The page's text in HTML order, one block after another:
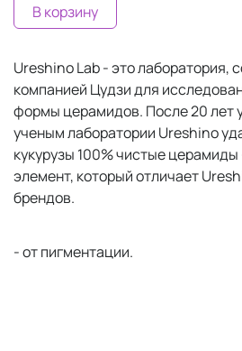
В корзину
Ureshino Lab - это лаборатория,
компанией Цудзи для
формы церамидов. После 20 лет
ученым лаборатории Ureshino
кукурузы 100% чистые
элемент, который отличает
брендов.
- от пигментации.